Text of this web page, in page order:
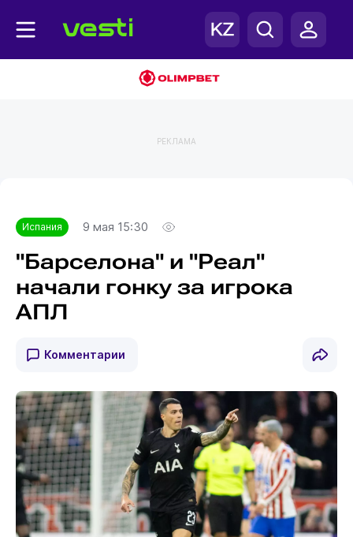
РЕКЛАМА
Испания 9 мая 15:30
"Барселона" и "Реал"
начали гонку за игрока
АПЛ
Комментарии